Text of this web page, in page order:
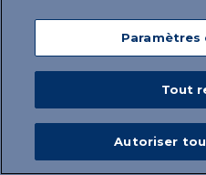
Paramètres
Tout
Autoriser